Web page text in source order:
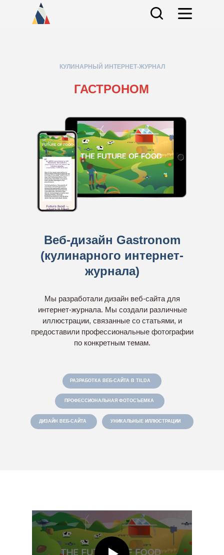
Мы разработали дизайн веб-сайта для
интернет-журнала. Мы создали различные
иллюстрации, связанные со статьями, и
предоставили профессиональные фотографии
по конкретным темам.
КУЛИНАРНЫЙ ИНТЕРНЕТ-ЖУРНАЛ
ГАСТРОНОМ
Веб-дизайн Gastronom
(кулинарного интернет-
журнала)
РАЗРАБОТКА ВЕБ-САЙТА В TILDA
ДИЗАЙН ВЕБ-САЙТА
ПРОФЕССИОНАЛЬНАЯ ФОТОСЪЕМКА
УНИКАЛЬНЫЕ ИЛЛЮСТРАЦИИ